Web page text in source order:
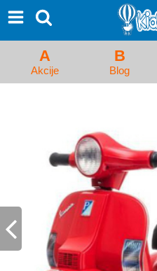
Proizvodi
Početna
Kolica za bebe i dečija kolica
Kreveci, ljuljaške i ležaljke
Kadice, noše i adapteri
Hranilice, flašice i cucle
Monitori, Ogradice i tricikli
A
Akcije
B
Blog